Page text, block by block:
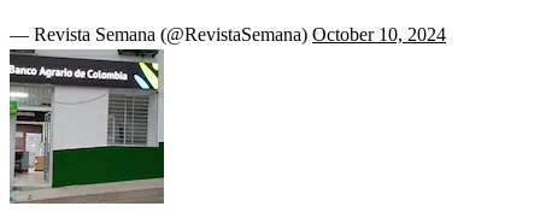
— Revista Semana (@RevistaSemana) October 10, 2024